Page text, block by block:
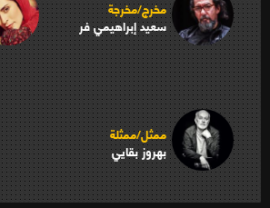
مخرج/مخرجة
سعيد إبراهيمي فر
ممثل/ممثلة
بهروز بقايي